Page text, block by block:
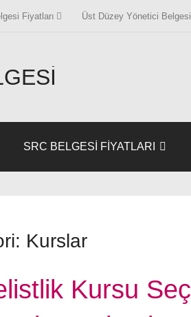
Fiyatları Üst Düzey Yönetici
SRC BELGESI FIYATLARI
Kurslar
Kursu